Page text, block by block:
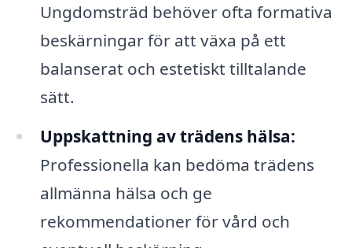
Ungdomsträd behöver ofta formativa
beskärningar för att växa på ett
balanserat och estetiskt tilltalande
sätt.
Uppskattning av trädens hälsa:
Professionella kan bedöma trädens
allmänna hälsa och ge
rekommendationer för vård och